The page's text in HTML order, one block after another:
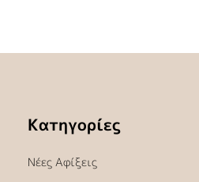
Κατηγορίες
Νέες Αφίξεις